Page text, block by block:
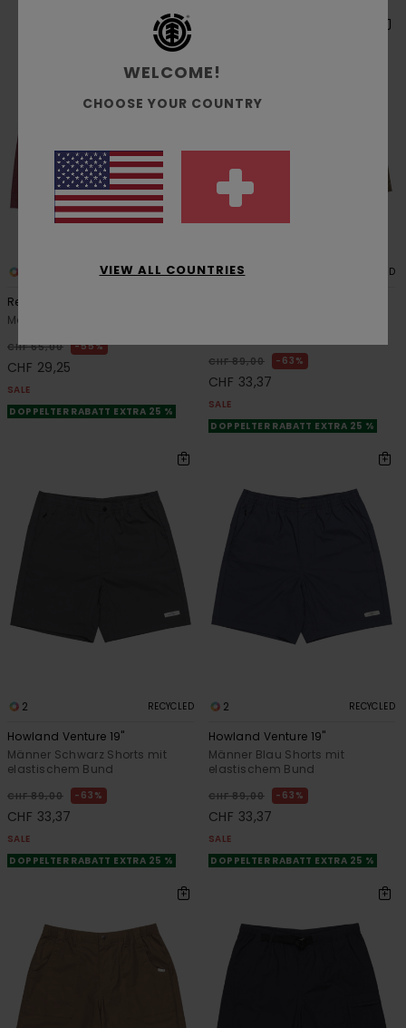
RECYCLED
Regular
Männer Lila Chino-Shorts
CHF 65,00 55%
CHF 29,25
SALE
DOPPELTER RABATT EXTRA 25 %
2 RECYCLED
CHF 89,00 63%
CHF 33,37
SALE
DOPPELTER RABATT EXTRA 25 %
2 RECYCLED
Howland Venture 19"
Männer Schwarz Shorts mit
elastischem Bund
CHF 89,00 63%
CHF 33,37
SALE
DOPPELTER RABATT EXTRA 25 %
2 RECYCLED
Howland Venture 19"
Männer Blau Shorts mit
elastischem Bund
CHF 89,00 63%
CHF 33,37
SALE
DOPPELTER RABATT EXTRA 25 %
WELCOME!
CHOOSE YOUR COUNTRY
VIEW ALL COUNTRIES